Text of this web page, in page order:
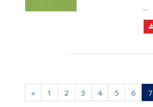
...
« 1 2 3 4 5 6 7